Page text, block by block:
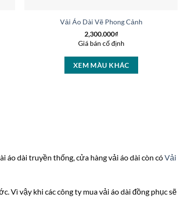
Ra AD V51025
Vải Áo Dài Vẽ Phong Cảnh Vừa Ra AD
2,300.000₫
Giá bán cố định
XEM MÀU KHÁC
áo dài truyền thống, cửa hàng vải áo dài còn cóVải
Vì vậy khi các công ty mua vải áo dài đồng phục sẽ